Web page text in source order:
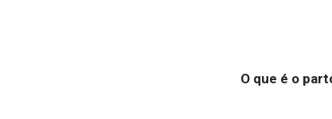
O que é o